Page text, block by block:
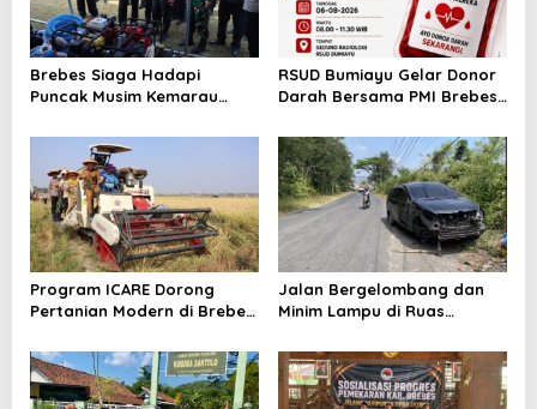
Brebes Siaga Hadapi
Puncak Musim Kemarau
Kesiapsiagaan Bencana dan
Karhutla
RSUD Bumiayu Gelar Donor
Darah Bersama PMI Brebes
Indonesia
Program ICARE Dorong
Pertanian Modern di Brebes,
Tembus 10,2 Ton per Hektare
Jalan Bergelombang dan
Minim Lampu di Ruas
Telan Korban, Innova
Hantam Pohon di
Bantarkawung